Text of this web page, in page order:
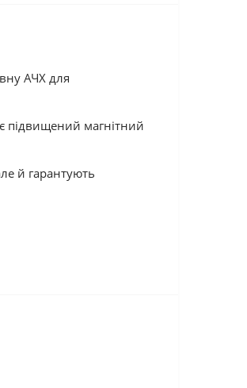
АЧХ для
підвищений магнітний
й гарантують